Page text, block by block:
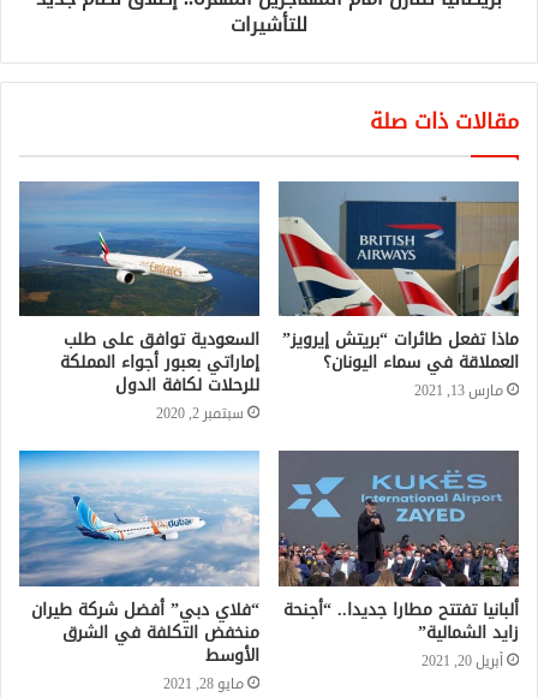
للتأشيرات
مقالات ذات صلة
ماذا تفعل طائرات “بريتش إيرويز”
العملاقة في سماء اليونان؟
مارس 13, 2021
السعودية توافق على طلب
إماراتي بعبور أجواء المملكة
للرحلات لكافة الدول
سبتمبر 2, 2020
ألبانيا تفتتح مطارا جديدا.. “أجنحة
زايد الشمالية”
أبريل 20, 2021
“فلاي دبي” أفضل شركة طيران
منخفض التكلفة في الشرق
الأوسط
مايو 28, 2021